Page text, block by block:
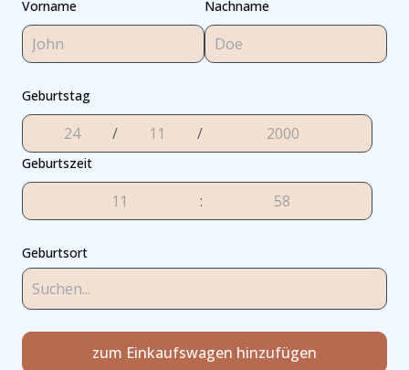
Vorname Nachname
Geburtstag
/ /
Geburtszeit
:
Geburtsort
zum Einkaufswagen hinzufügen